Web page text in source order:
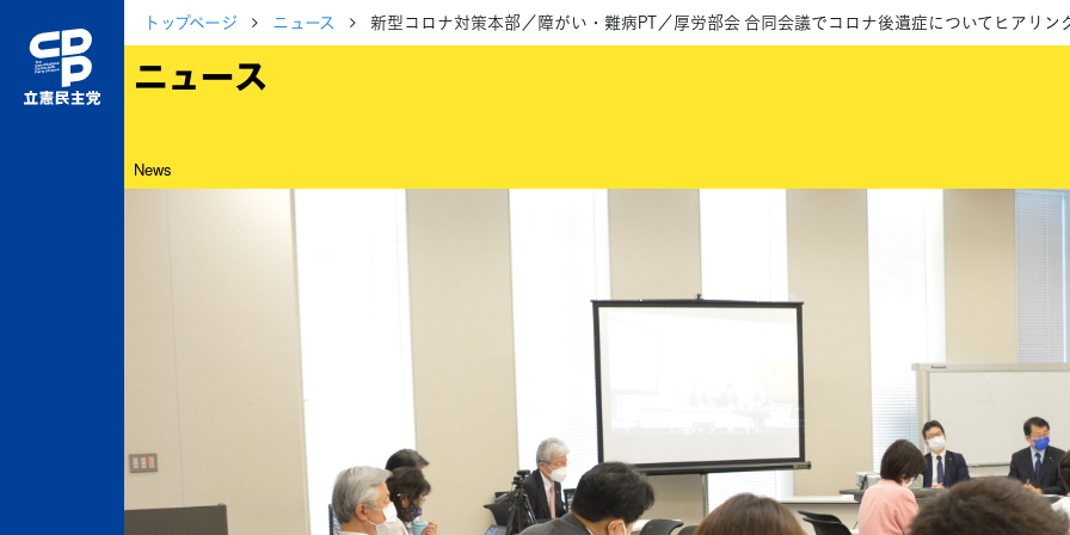
トップページ ニュース 新型コロナ対策本部／障がい・難病PT／厚労部会 合同会議でコロナ後遺症についてヒアリン
ニュース
News